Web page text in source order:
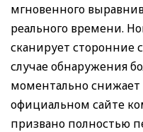
мгновенного
реального времени.
сканирует сторонние
случае обнаружения
моментально
официальном сайте
призвано полностью